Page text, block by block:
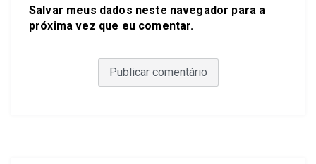
Salvar meus dados neste navegador para a
próxima vez que eu comentar.